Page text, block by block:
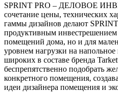
SPRINT PRO – ДЕЛОВОЕ
сочетание цены, технических
гаммы дизайнов делают
продуктивным инвестрешением
помещений дома, но и для
уровнем нагрузки на напольное
широких в составе бренда
беспрепятственно подобрать
конкретного помещения,
идеи дизайнера помещения и